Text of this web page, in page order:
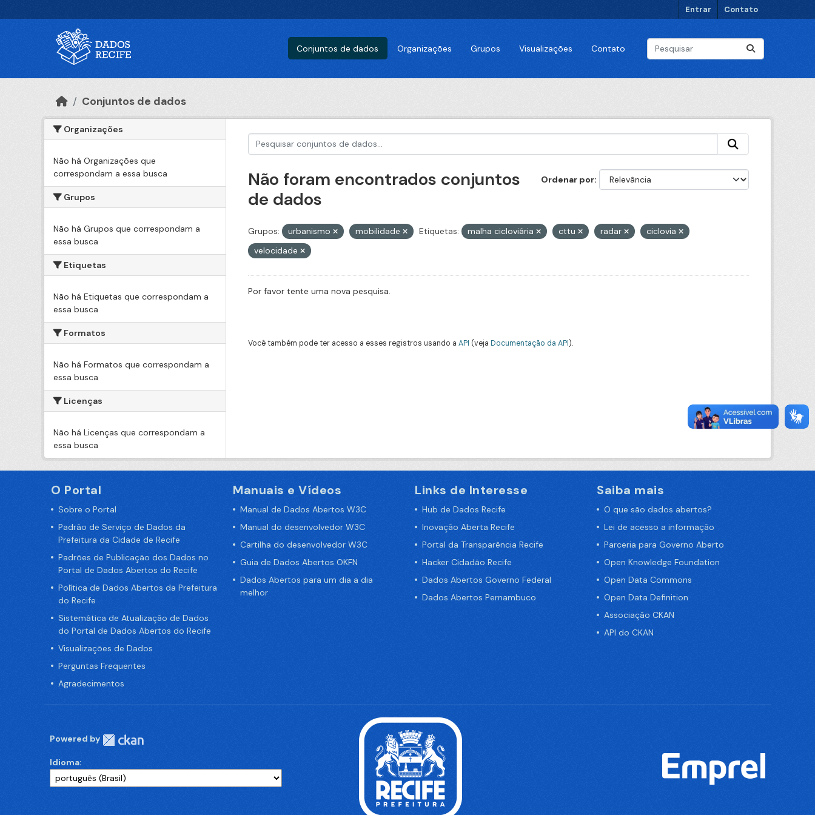
Entrar Contato
Conjuntos de dados Organizações Grupos Visualizações Contato
Conjuntos de dados
Organizações
Não há Organizações que
correspondam a essa busca
Grupos
Não há Grupos que correspondam a
essa busca
Etiquetas
Não há Etiquetas que correspondam a
essa busca
Formatos
Não há Formatos que correspondam a
essa busca
Licenças
Não há Licenças que correspondam a
essa busca
Ordenar por
Não foram encontrados conjuntos
de dados
Grupos: urbanismo mobilidade Etiquetas: malha cicloviária cttu radar
ciclovia
velocidade
Por favor tente uma nova pesquisa.
Você também pode ter acesso a esses registros usando a API (veja Documentação da API).
O Portal
Sobre o Portal
Padrão de Serviço de Dados da
Prefeitura da Cidade de Recife
Padrões de Publicação dos Dados no
Portal de Dados Abertos do Recife
Política de Dados Abertos da Prefeitura
do Recife
Sistemática de Atualização de Dados
do Portal de Dados Abertos do Recife
Visualizações de Dados
Perguntas Frequentes
Agradecimentos
Manuais e Vídeos
Manual de Dados Abertos W3C
Manual do desenvolvedor W3C
Cartilha do desenvolvedor W3C
Guia de Dados Abertos OKFN
Dados Abertos para um dia a dia
melhor
Links de Interesse
Hub de Dados Recife
Inovação Aberta Recife
Portal da Transparência Recife
Hacker Cidadão Recife
Dados Abertos Governo Federal
Dados Abertos Pernambuco
Saiba mais
O que são dados abertos?
Lei de acesso a informação
Parceria para Governo Aberto
Open Knowledge Foundation
Open Data Commons
Open Data Definition
Associação CKAN
API do CKAN
Powered by
Idioma